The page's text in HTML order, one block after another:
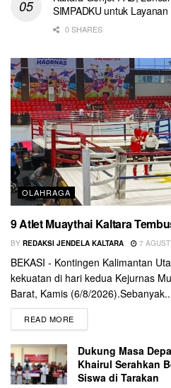
SIMPADKU untuk
0 SHARES
OLAHRAGA
9 Atlet Muaythai Kaltara
BY REDAKSI JENDELA KALTARA 7
BEKASI - Kontingen Kalimantan
kekuatan di hari kedua Kejurnas
Barat, Kamis (6/8/
READ MORE
Dukung Masa
Khairul Serahkan
Siswa di Tarakan